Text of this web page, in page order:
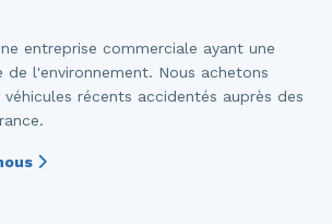
entreprise commerciale ayant une
de l'environnement. Nous achetons
récents accidentés auprès des